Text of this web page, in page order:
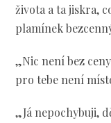
života a ta jiskra,
plamínek
„Nic není bez
pro tebe není
„Já nepochybuji,